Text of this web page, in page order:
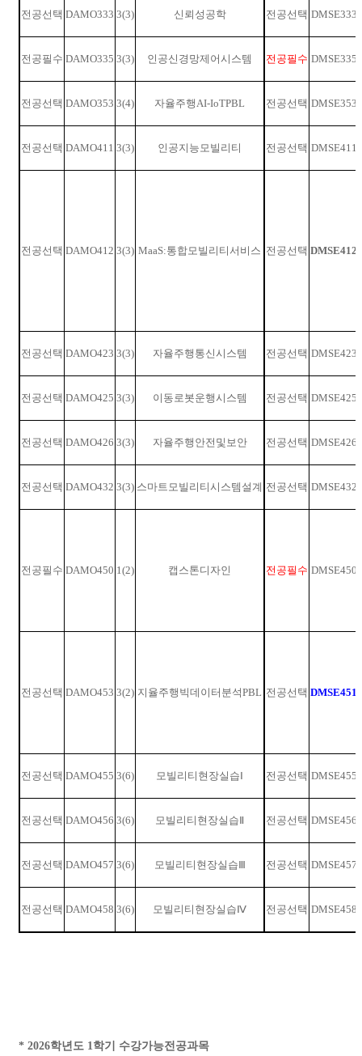
전공선택 DAMO333 3(3) 신뢰성공학 전공선택 DMSE333
전공필수 DAMO335 3(3) 인공신경망제어시스템 전공필수 DMSE335
전공선택 DAMO353 3(4) 자율주행AI-IoTPBL 전공선택 DMSE353
전공선택 DAMO411 3(3) 인공지능모빌리티 전공선택 DMSE411
전공선택 DAMO412 3(3) MaaS:통합모빌리티서비스 전공선택 DMSE412
전공선택 DAMO423 3(3) 자율주행통신시스템 전공선택 DMSE423
전공선택 DAMO425 3(3) 이동로봇운행시스템 전공선택 DMSE425
전공선택 DAMO426 3(3) 자율주행안전및보안 전공선택 DMSE426
전공선택 DAMO432 3(3) 스마트모빌리티시스템설계 전공선택 DMSE432
전공필수 DAMO450 1(2) 캡스톤디자인 전공필수 DMSE450
전공선택 DAMO453 3(2) 지율주행빅데이터분석PBL 전공선택 DMSE451
전공선택 DAMO455 3(6) 모빌리티현장실습Ⅰ 전공선택 DMSE455
전공선택 DAMO456 3(6) 모빌리티현장실습Ⅱ 전공선택 DMSE456
전공선택 DAMO457 3(6) 모빌리티현장실습Ⅲ 전공선택 DMSE457
전공선택 DAMO458 3(6) 모빌리티현장실습Ⅳ 전공선택 DMSE458
* 2026학년도 1학기 수강가능전공과목